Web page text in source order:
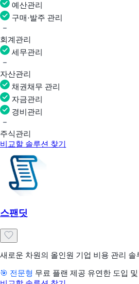
예산관리
구매·발주 관리
회계관리
세무관리
자산관리
채권채무 관리
자금관리
경비관리
주식관리
비교할 솔루션 찾기
스팬딧
새로운 차원의 올인원 기업 비용 관리 솔
🎯 전문형 무료 플랜 제공 유연한 도입